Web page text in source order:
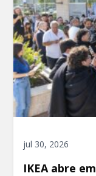
jul 30, 2026
IKEA abre